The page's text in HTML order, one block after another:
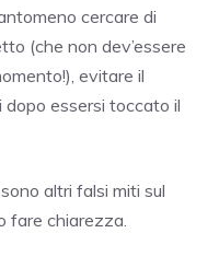
cercare di
(che non dev’essere
evitare il
essersi toccato il
altri falsi miti sul
fare chiarezza.